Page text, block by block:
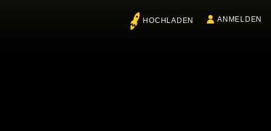
HOCHLADEN ANMELDEN